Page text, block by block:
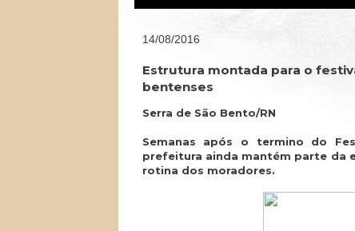
14/08/2016
Estrutura montada para o
bentenses
Serra de São Bento/RN
Semanas após o termino do
prefeitura ainda mantém parte da
rotina dos moradores.